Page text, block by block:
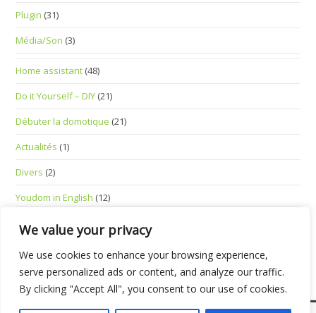
We value your privacy
We use cookies to enhance your browsing experience,
serve personalized ads or content, and analyze our traffic.
By clicking "Accept All", you consent to our use of cookies.
Plugin (31)
Média/Son (3)
Home assistant (48)
Do it Yourself – DIY (21)
Débuter la domotique (21)
Actualités (1)
Divers (2)
Youdom in English (12)